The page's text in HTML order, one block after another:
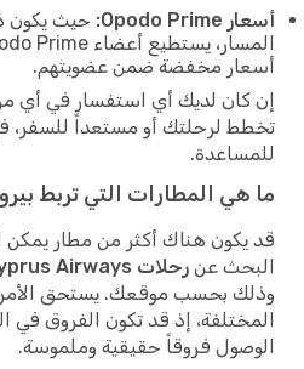
أسعار Opodo Prime:
حيث يكون
أسعار مخفضة ضمن عضويتهم.
إن كان لديك أي استفسار في أي
للمساعدة.
ما هي المطارات التي تربط
قد يكون هناك أكثر من مطار يمكن
البحث عن رحلات Cyprus Airways من بيروت إلى لارنكا
وذلك بحسب موقعك. يستحق الأمر
المختلفة، إذ قد تكون الفروق في
الوصول فروقاً حقيقية وملموسة.